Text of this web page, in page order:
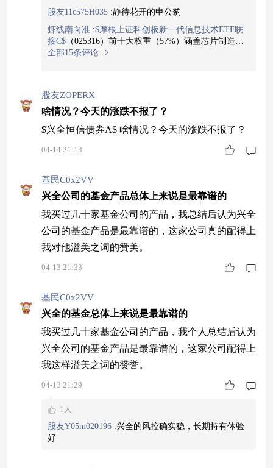
有吸引力：任意时点买入并持有3个月，获得正收益的
概率高达99%；如果持有6个月或者1年，正收益概率
更是达到100%。能做到这一点，离不开其80%债券底
仓提供的强大保护垫和20%权益部分的贡献。这样的
基金，才真正值得你长期拿着，不用担心被套。
股友11c575H035 :静待花开的申公豹
虾线南向准 :$摩根上证科创板新一代信息技术ETF联
接C$ （025316）前十大权重（57%）涵盖芯片制造、
设计龙头，产业链地位稳固。龙头公司在产业周期中
链核心环节、分享龙头成长红利的时机，龙头是行业
发展的定盘星。
全部15条评论
股友ZOPERX
啥情况？今天的涨跌不报了？
$兴全恒信债券A$ 啥情况？今天的涨跌不报了？
04-14 21:13
基民C0x2VV
兴全公司的基金产品总体上来说是最靠谱的
我买过几十家基金公司的产品，我总结后认为兴全
公司的基金产品是最靠谱的，这家公司真的配得上
我对他溢美之词的赞美。
04-13 21:33
基民C0x2VV
兴全的基金总体上来说是最靠谱的
我买过几十家基金公司的产品，我个人总结后认为
兴全公司的基金产品是最靠谱的，这家公司配得上
我这样溢美之词的赞誉。
04-13 21:29
1人
股友Y05m020196 :兴全的风控确实稳，长期持有体验
好